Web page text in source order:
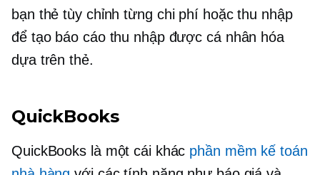
bạn thẻ tùy chỉnh từng chi phí hoặc thu nhập
để tạo báo cáo thu nhập được cá nhân hóa
dựa trên thẻ.
QuickBooks
QuickBooks là một cái khác phần mềm kế toán